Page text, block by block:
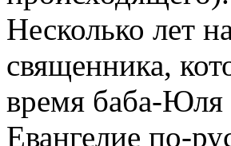
Несколько лет
священника,
время баба-Юля
Евангелие по-